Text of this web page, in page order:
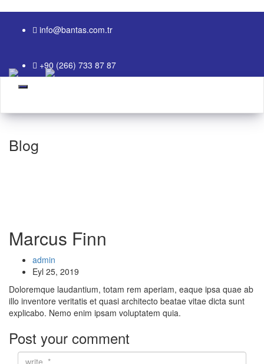
info@bantas.com.tr
+90 (266) 733 87 87
Blog
Marcus Finn
admin
Eyl 25, 2019
Doloremque laudantium, totam rem aperiam, eaque ipsa quae ab
illo inventore veritatis et quasi architecto beatae vitae dicta sunt
explicabo. Nemo enim ipsam voluptatem quia.
Post your comment